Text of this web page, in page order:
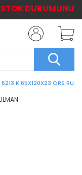
6213 K 65X120X23 ORS
DURUMUNU